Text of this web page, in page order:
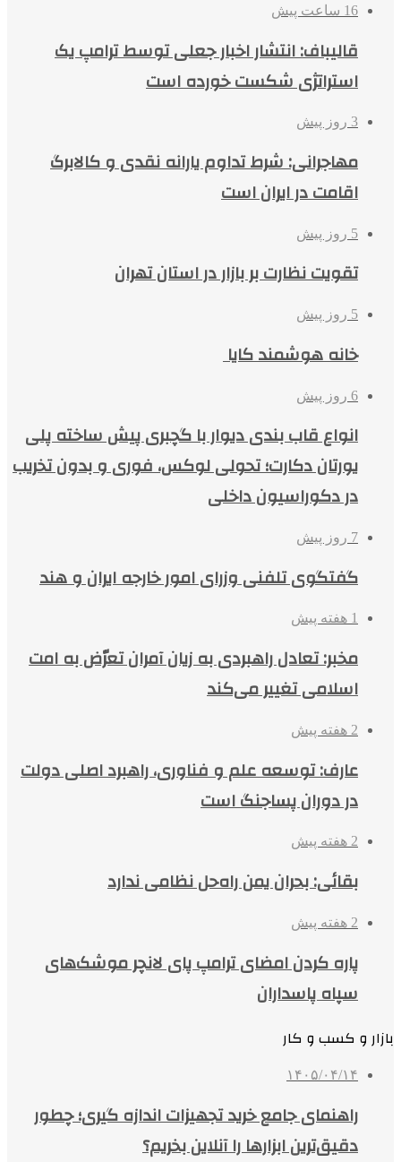
16 ساعت پیش
قالیباف: انتشار اخبار جعلی توسط ترامپ یک
استراتژی شکست خورده است
3 روز پیش
مهاجرانی: شرط تداوم یارانه نقدی و کالابرگ
اقامت در ایران است
5 روز پیش
تقویت نظارت بر بازار در استان تهران
5 روز پیش
خانه هوشمند کایا
6 روز پیش
انواع قاب بندی دیوار با گچبری پیش ساخته پلی
یورتان دکارت؛ تحولی لوکس، فوری و بدون تخریب
در دکوراسیون داخلی
7 روز پیش
گفتگوی تلفنی وزرای امور خارجه ایران و هند
1 هفته پیش
مخبر: تعادل راهبردی به زیان آمران تعرّض به امت
اسلامی تغییر می‌کند
2 هفته پیش
عارف: توسعه علم و فناوری، راهبرد اصلی دولت
در دوران پساجنگ است
2 هفته پیش
بقائی: بحران یمن راه‌حل نظامی ندارد
2 هفته پیش
پاره کردن امضای ترامپ پای لانچر موشک‌های
سپاه پاسداران
بازار و کسب و کار
۱۴۰۵/۰۴/۱۴
راهنمای جامع خرید تجهیزات اندازه گیری؛ چطور
دقیق‌ترین ابزارها را آنلاین بخریم؟